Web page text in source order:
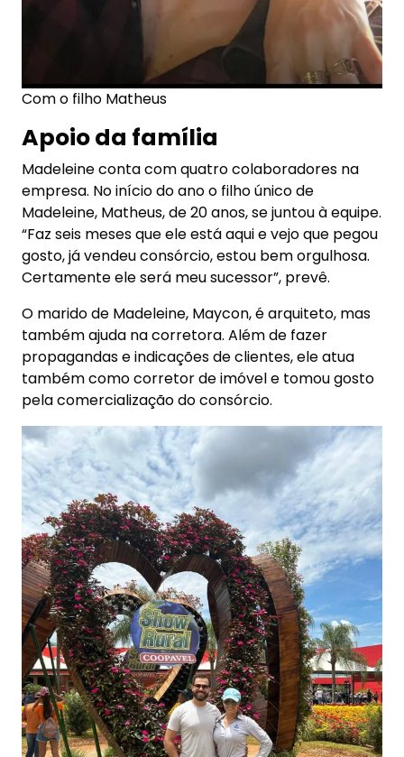
Com o filho Matheus
Apoio da família
Madeleine conta com quatro colaboradores na
empresa. No início do ano o filho único de
Madeleine, Matheus, de 20 anos, se juntou à equipe.
“Faz seis meses que ele está aqui e vejo que pegou
gosto, já vendeu consórcio, estou bem orgulhosa.
Certamente ele será meu sucessor”, prevê.
O marido de Madeleine, Maycon, é arquiteto, mas
também ajuda na corretora. Além de fazer
propagandas e indicações de clientes, ele atua
também como corretor de imóvel e tomou gosto
pela comercialização do consórcio.